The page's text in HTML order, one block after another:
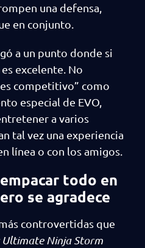
una defensa,
en conjunto.
a un punto donde si
excelente. No
competitivo” como
especial de EVO,
a varios
tal vez una experiencia
línea o con los amigos.
todo en
se agradece
controvertidas que
Ninja Storm